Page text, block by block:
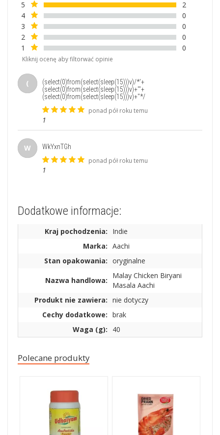
5
2
4
0
3
0
2
0
1
0
Kliknij ocenę aby filtorwać opinie
(
(select(0)from(select(sleep(15)))v)/*'+
(select(0)from(select(sleep(15)))v)+'"+
(select(0)from(select(sleep(15)))v)+"*/
ponad pół roku temu
1
W
WkYxnTGh
ponad pół roku temu
1
Dodatkowe informacje:
Kraj pochodzenia:
Indie
Marka: Aachi
Stan opakowania: oryginalne
Nazwa handlowa:
Malay Chicken Biryani
Masala Aachi
Produkt nie zawiera: nie dotyczy
Cechy dodatkowe: brak
Waga (g):
40
Polecane produkty